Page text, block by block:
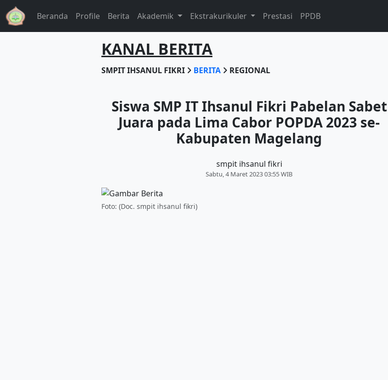
Beranda Profile Berita Akademik Ekstrakurikuler Prestasi PPDB
KANAL BERITA
SMPIT IHSANUL FIKRI BERITA REGIONAL
Siswa SMP IT Ihsanul Fikri Pabelan Sabet
Juara pada Lima Cabor POPDA 2023 se-
Kabupaten Magelang
smpit ihsanul fikri
Sabtu, 4 Maret 2023 03:55 WIB
Foto: (Doc. smpit ihsanul fikri)